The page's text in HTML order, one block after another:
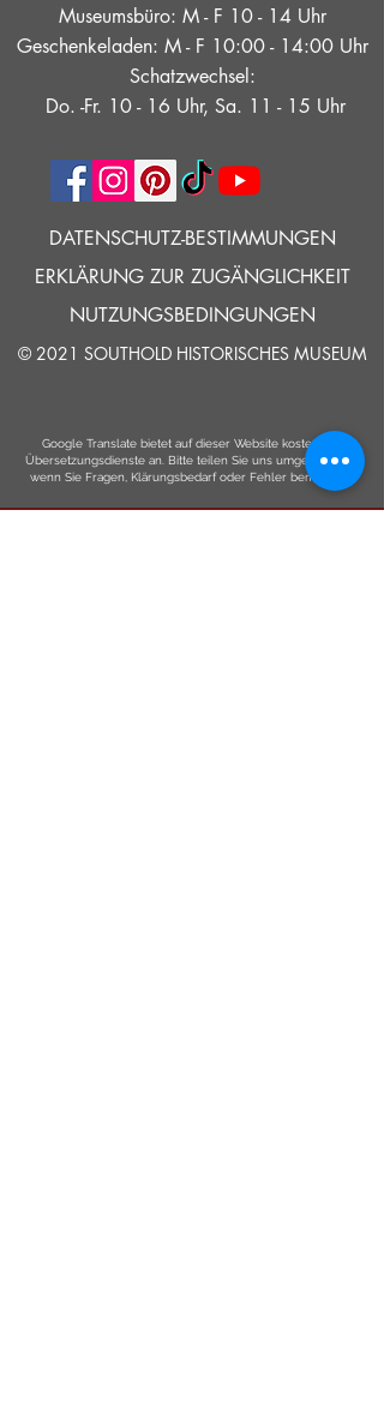
Museumsbüro: M - F 10 - 14 Uhr
Geschenkeladen: M - F 10:00 - 14:00 Uhr
Schatzwechsel:
Do. -Fr. 10 - 16 Uhr, Sa. 11 - 15 Uhr
DATENSCHUTZ-BESTIMMUNGEN
ERKLÄRUNG ZUR ZUGÄNGLICHKEIT
NUTZUNGSBEDINGUNGEN
© 2021 SOUTHOLD HISTORISCHES MUSEUM
Google Translate bietet auf dieser Website kostenlose
Übersetzungsdienste an. Bitte teilen Sie uns umgehend mit,
wenn Sie Fragen, Klärungsbedarf oder Fehler bemerken.